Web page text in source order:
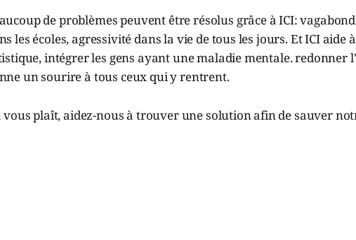
de problèmes peuvent être résolus grâce à ICI:
les écoles, agressivité dans la vie de tous les jours. Et ICI
intégrer les gens ayant une maladie mentale. redonner
un sourire à tous ceux qui y rentrent.
vous plaît, aidez-nous à trouver une solution afin de sauver